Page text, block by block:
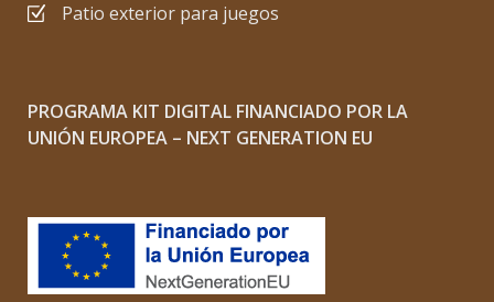
Patio exterior para juegos
PROGRAMA KIT DIGITAL FINANCIADO POR LA
UNIÓN EUROPEA – NEXT GENERATION EU